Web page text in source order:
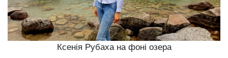
Ксенія Рубаха на фоні озера